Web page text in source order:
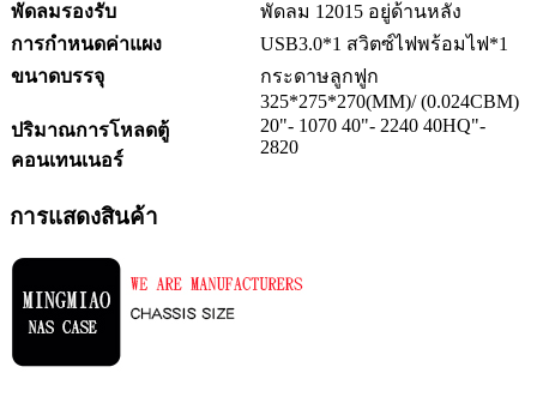
พัดลมรองรับ
พัดลม 12015 อยู่ด้านหลัง
การกำหนดค่าแผง
USB3.0*1 สวิตซ์ไฟพร้อมไฟ*1
ขนาดบรรจุ
กระดาษลูกฟูก
325*275*270(MM)/ (0.024CBM)
ปริมาณการโหลดตู้
คอนเทนเนอร์
20"- 1070 40"- 2240 40HQ"-
2820
การแสดงสินค้า